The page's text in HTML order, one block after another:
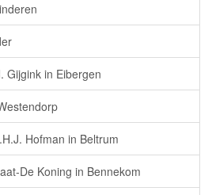
Gijgink in Eibergen
Hofman in Beltrum
De Koning in Bennekom